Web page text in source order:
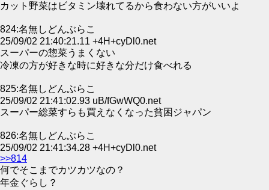
カット野菜はビタミン壊れてるから食わない方がいいよ
824:名無しどんぶらこ
25/09/02 21:40:21.11 +4H+cyDl0.net
スーパーの惣菜うまくない
冷凍の方が好きな時に好きな分だけ食べれる
825:名無しどんぶらこ
25/09/02 21:41:02.93 uB/fGwWQ0.net
スーパー総菜すらも買えなくなった貧困ジャパン
826:名無しどんぶらこ
25/09/02 21:41:34.28 +4H+cyDl0.net
>>814
何でそこまでカツカツなの？
年金ぐらし？